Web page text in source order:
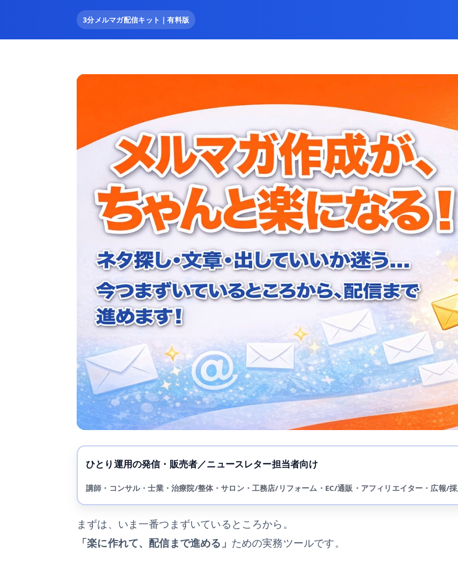
3分メルマガ配信キット｜有料版
ひとり運用の発信・販売者／ニュースレター担当者向け
講師・コンサル・士業・治療院/整体・サロン・工務店/リフォーム・EC/通販・アフィリエイター・広報/
まずは、いま一番つまずいているところから。
「楽に作れて、配信まで進める」 ための実務ツールです。